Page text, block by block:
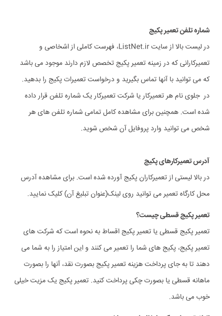
شماره تلفن تعمیر پکیج
در لیست بالا از سایت ListNet.ir، فهرست کاملی از اشخاصی و
تعمیرکارانی که در زمینه تعمیر پکیج تخصص لازم دارند موجود می باشد
که می توانید با آنها تماس بگیرید و درخواست تعمیرات پکیج را بدهید.
در جلوی نام هر تعمیرکار یا شرکت تعمیرکار یک شماره تلفن قرار داده
شده است. همچنین برای مشاهده کامل تمامی شماره تلفن های هر
شخص می توانید وارد پروفایل آن شخص شوید.
آدرس تعمیرکارهای پکیج
در بالا لیستی از تعمیرکاران پکیج آورده شده است. برای مشاهده آدرس
محل کارگاه تعمیر می توانید روی لینک(عنوان تبلیغ آن) کلیک نمایید.
تعمیر پکیج قسطی چیست؟
تعمیر پکیج قسطی یا تعمیر پکیج اقساط به نحوه است که شرکت های
تعمیر پکیج، پکیج های شما را تعمیر می کنند و این امتیاز را به شما می
دهند تا به جای پرداخت هزینه تعمیر پکیج بصورت نقد، آنها را بصورت
ماهانه قسطی یا بصورت چکی پرداخت کنید. تعمیر پکیج یک مزیت خیلی
خوب می باشد.